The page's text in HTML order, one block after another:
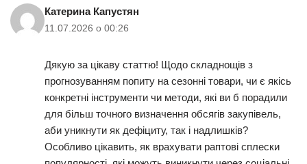
Катерина Капустян
11.07.2026 о 00:26
Дякую за цікаву статтю! Щодо складнощів з
прогнозуванням попиту на сезонні товари, чи є якісь
конкретні інструменти чи методи, які ви б порадили
для більш точного визначення обсягів закупівель,
аби уникнути як дефіциту, так і надлишків?
Особливо цікавить, як врахувати раптові сплески